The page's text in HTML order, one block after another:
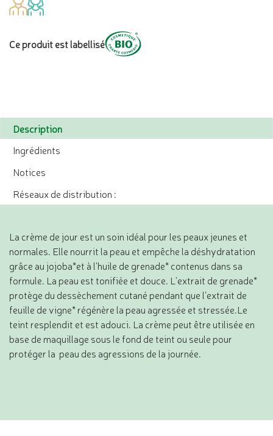
Ce produit est labellisé
Description
Ingrédients
Notices
Réseaux de distribution :
La crème de jour est un soin idéal pour les peaux jeunes et
normales. Elle nourrit la peau et empêche la déshydratation
grâce au jojoba*et à l'huile de grenade* contenus dans sa
formule. La peau est tonifiée et douce. L'extrait de grenade*
protège du dessèchement cutané pendant que l’extrait de
feuille de vigne* régénère la peau agressée et stressée.Le
teint resplendit et est adouci. La crème peut être utilisée en
base de maquillage sous le fond de teint ou seule pour
protéger la peau des agressions de la journée.